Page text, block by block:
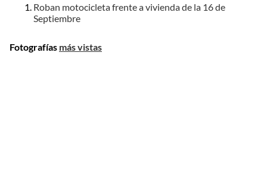
Roban motocicleta frente a vivienda de la 16 de
Septiembre
Fotografías más vistas